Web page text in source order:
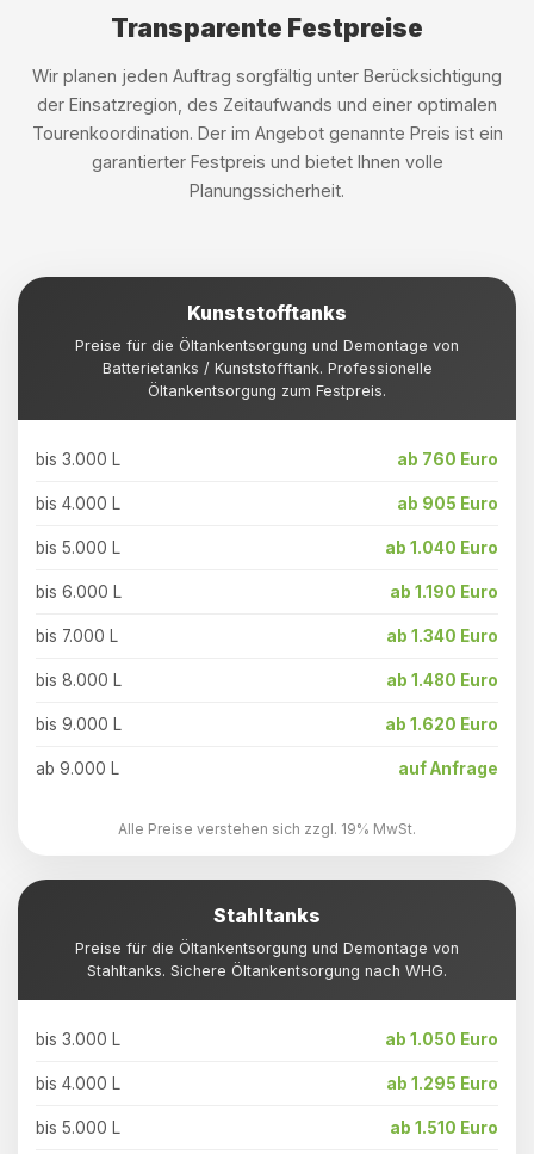
Transparente Festpreise
Wir planen jeden Auftrag sorgfältig unter Berücksichtigung
der Einsatzregion, des Zeitaufwands und einer optimalen
Tourenkoordination. Der im Angebot genannte Preis ist ein
garantierter Festpreis und bietet Ihnen volle
Planungssicherheit.
Kunststofftanks
Preise für die Öltankentsorgung und Demontage von
Batterietanks / Kunststofftank. Professionelle
Öltankentsorgung zum Festpreis.
bis 3.000 L ab 760 Euro
bis 4.000 L ab 905 Euro
bis 5.000 L ab 1.040 Euro
bis 6.000 L ab 1.190 Euro
bis 7.000 L ab 1.340 Euro
bis 8.000 L ab 1.480 Euro
bis 9.000 L ab 1.620 Euro
ab 9.000 L auf Anfrage
Alle Preise verstehen sich zzgl. 19% MwSt.
Stahltanks
Preise für die Öltankentsorgung und Demontage von
Stahltanks. Sichere Öltankentsorgung nach WHG.
bis 3.000 L ab 1.050 Euro
bis 4.000 L ab 1.295 Euro
bis 5.000 L ab 1.510 Euro